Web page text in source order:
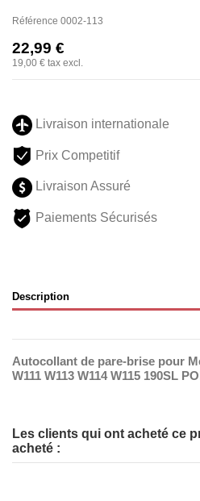
Référence 0002-113
22,99 €
19,00 € tax excl.
Livraison internationale
Prix Competitif
Livraison Assuré
Paiements Sécurisés
Description
Autocollant de pare-brise pour
W111 W113 W114 W115 190SL
Les clients qui ont acheté ce
acheté :